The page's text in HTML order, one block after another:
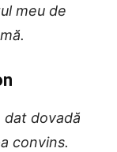
meu de
dat dovadă
convins.